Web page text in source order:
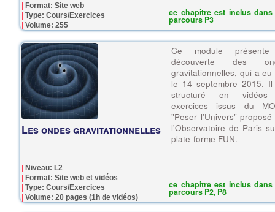
Format: Site web
Type: Cours/Exercices
Volume: 255
ce chapitre est inclus dans
parcours P3
Les ondes gravitationnelles
Niveau: L2
Format: Site web et vidéos
Type: Cours/Exercices
Volume: 20 pages (1h de vidéos)
Ce module
découverte des
gravitationnelles, qui a eu
le 14 septembre 2015.
structuré en
exercices issus du
"Peser l'Univers"
l'Observatoire de Paris
plate-forme FUN.
ce chapitre est inclus dans
parcours P2, P8